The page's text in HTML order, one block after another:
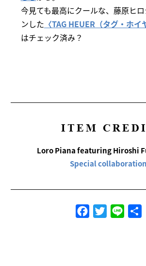
今見ても最高にクールな、藤原ヒ
ンした 〈TAG HEUER（タグ・ホ
はチェック済み？
ITEM
Loro Piana featuring Hiroshi
Special collaboration
FacebookTwitterLine